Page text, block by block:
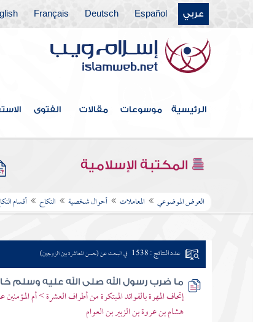
عربي Español
Deutsch
Français
الرئيسية موسوعات مقالات الفتوى
المكتبة الإسلامية
العرض الموضوعي المعاملات أحوال شخصية النكاح أقسام
عدد النتائج : 1538 في البحث عن (حسن المعاشرة بين الزوجين)
ما ضرب رسول الله صلى الله عليه وسلم
إتحاف المهرة بالفوائد المبتكرة من أطراف العشرة > أم
هشام بن عروة بن الزبير بن العوام